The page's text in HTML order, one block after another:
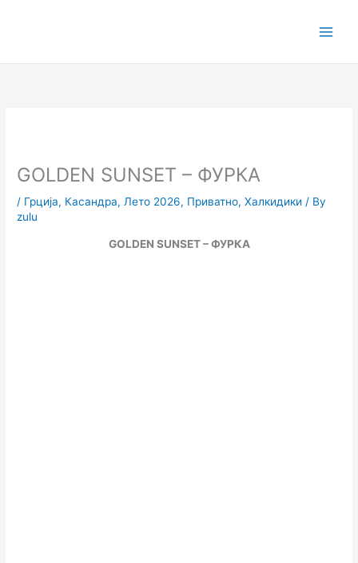
GOLDEN SUNSET – ФУРКА
/ Грција, Касандра, Лето 2026, Приватно,Халкидики / By
zulu
GOLDEN SUNSET –ФУРКА